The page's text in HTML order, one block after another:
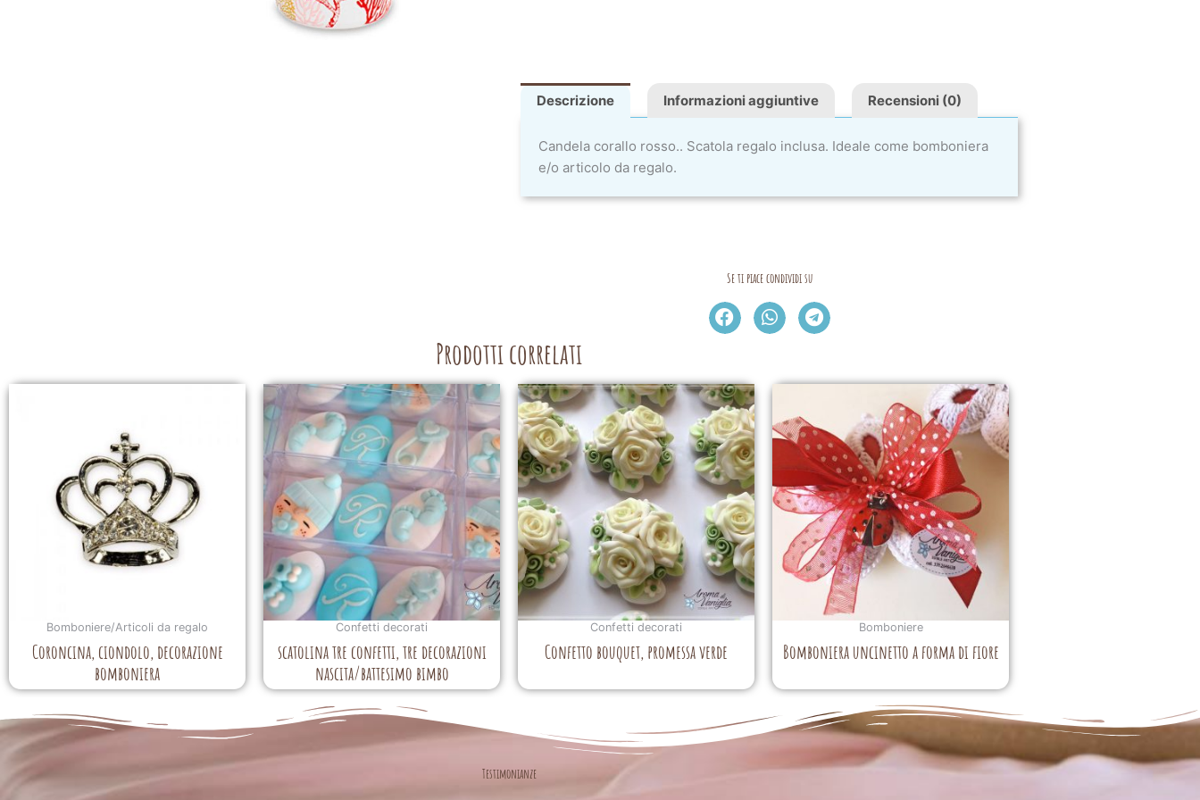
Descrizione Informazioni aggiuntive Recensioni (0)
Candela corallo rosso.. Scatola regalo inclusa. Ideale come bomboniera
e/o articolo da regalo.
Se ti piace condividi su
Prodotti correlati
Bomboniere/Articoli da regalo
Coroncina, ciondolo, decorazione
bomboniera
Confetti decorati
scatolina tre confetti, tre decorazioni
nascita/battesimo bimbo
Confetti decorati
Confetto bouquet, promessa verde
Bomboniere
Bomboniera uncinetto a forma di fiore
Testimonianze